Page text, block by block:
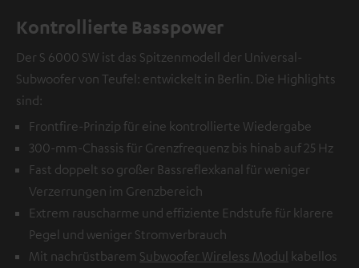
Kontrollierte Basspower
Der S 6000 SW ist das Spitzenmodell der Universal-
Subwoofer von Teufel: entwickelt in Berlin. Die Highlights
sind:
Frontfire-Prinzip für eine kontrollierte Wiedergabe
300-mm-Chassis für Grenzfrequenz bis hinab auf 25 Hz
Fast doppelt so großer Bassreflexkanal für weniger
Verzerrungen im Grenzbereich
Extrem rauscharme und effiziente Endstufe für klarere
Pegel und weniger Stromverbrauch
Mit nachrüstbarem Subwoofer Wireless Modul kabellos